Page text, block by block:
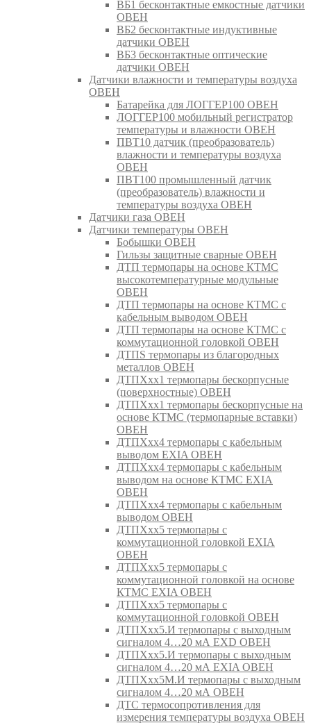
ВБ1 бесконтактные емкостные датчики
ОВЕН
ВБ2 бесконтактные индуктивные
датчики ОВЕН
ВБ3 бесконтактные оптические
датчики ОВЕН
Датчики влажности и температуры воздуха
ОВЕН
Батарейка для ЛОГГЕР100 ОВЕН
ЛОГГЕР100 мобильный регистратор
температуры и влажности ОВЕН
ПВТ10 датчик (преобразователь)
влажности и температуры воздуха
ОВЕН
ПВТ100 промышленный датчик
(преобразователь) влажности и
температуры воздуха ОВЕН
Датчики газа ОВЕН
Датчики температуры ОВЕН
Бобышки ОВЕН
Гильзы защитные сварные ОВЕН
ДТП термопары на основе КТМС
высокотемпературные модульные
ОВЕН
ДТП термопары на основе КТМС с
кабельным выводом ОВЕН
ДТП термопары на основе КТМС с
коммутационной головкой ОВЕН
ДТПS термопары из благородных
металлов ОВЕН
ДТПХхх1 термопары бескорпусные
(поверхностные) ОВЕН
ДТПХхх1 термопары бескорпусные на
основе КТМС (термопарные вставки)
ОВЕН
ДТПХхх4 термопары с кабельным
выводом EXIA ОВЕН
ДТПХхх4 термопары с кабельным
выводом на основе КТМС EXIA
ОВЕН
ДТПХхх4 термопары с кабельным
выводом ОВЕН
ДТПХхх5 термопары с
коммутационной головкой EXIA
ОВЕН
ДТПХхх5 термопары с
коммутационной головкой на основе
КТМС EXIA ОВЕН
ДТПХхх5 термопары с
коммутационной головкой ОВЕН
ДТПХхх5.И термопары с выходным
сигналом 4…20 мА EXD ОВЕН
ДТПХхх5.И термопары с выходным
сигналом 4…20 мА EXIA ОВЕН
ДТПХхх5М.И термопары с выходным
сигналом 4…20 мА ОВЕН
ДТС термосопротивления для
измерения температуры воздуха ОВЕН